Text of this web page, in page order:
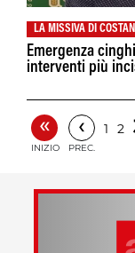
LA MISSIVA DI
Emergenza
interventi più
«
INIZIO
‹
PREC.
1 2